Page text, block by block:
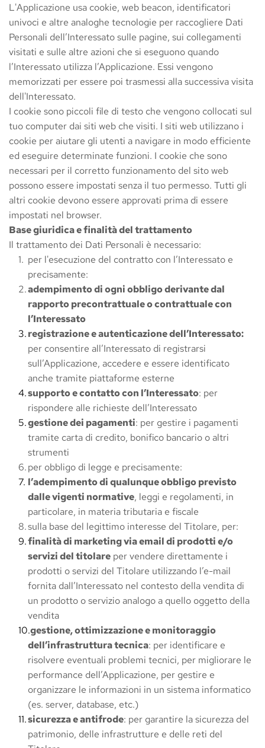
L'Applicazione usa cookie, web beacon, identificatori
univoci e altre analoghe tecnologie per raccogliere Dati
Personali dell’Interessato sulle pagine, sui collegamenti
visitati e sulle altre azioni che si eseguono quando
l’Interessato utilizza l’Applicazione. Essi vengono
memorizzati per essere poi trasmessi alla successiva visita
dell'Interessato.
I cookie sono piccoli file di testo che vengono collocati sul
tuo computer dai siti web che visiti. I siti web utilizzano i
cookie per aiutare gli utenti a navigare in modo efficiente
ed eseguire determinate funzioni. I cookie che sono
necessari per il corretto funzionamento del sito web
possono essere impostati senza il tuo permesso. Tutti gli
altri cookie devono essere approvati prima di essere
impostati nel browser.
Base giuridica e finalità del trattamento
Il trattamento dei Dati Personali è necessario:
per l'esecuzione del contratto con l’Interessato e
precisamente:
adempimento di ogni obbligo derivante dal
rapporto precontrattuale o contrattuale con
l’Interessato
registrazione e autenticazione dell’Interessato:
per consentire all’Interessato di registrarsi
sull’Applicazione, accedere e essere identificato
anche tramite piattaforme esterne
supporto e contatto con l’Interessato: per
rispondere alle richieste dell’Interessato
gestione dei pagamenti: per gestire i pagamenti
tramite carta di credito, bonifico bancario o altri
strumenti
per obbligo di legge e precisamente:
l’adempimento di qualunque obbligo previsto
dalle vigenti normative, leggi e regolamenti, in
particolare, in materia tributaria e fiscale
sulla base del legittimo interesse del Titolare, per:
finalità di marketing via email di prodotti e/o
servizi del titolare per vendere direttamente i
prodotti o servizi del Titolare utilizzando l’e-mail
fornita dall’Interessato nel contesto della vendita di
un prodotto o servizio analogo a quello oggetto della
vendita
gestione, ottimizzazione e monitoraggio
dell’infrastruttura tecnica: per identificare e
risolvere eventuali problemi tecnici, per migliorare le
performance dell’Applicazione, per gestire e
organizzare le informazioni in un sistema informatico
(es. server, database, etc.)
sicurezza e antifrode: per garantire la sicurezza del
patrimonio, delle infrastrutture e delle reti del